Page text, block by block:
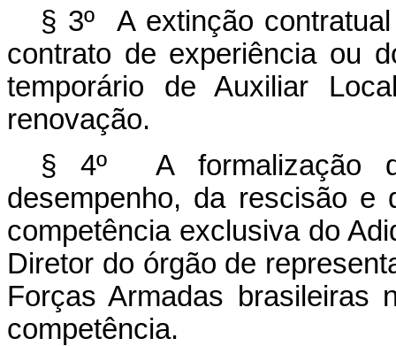
§ 3º A extinção
contrato de experiência ou
temporário de Auxiliar
renovação.
§ 4º A formalização
desempenho, da rescisão e
competência exclusiva do
Diretor do órgão de
Forças Armadas brasileiras
competência.